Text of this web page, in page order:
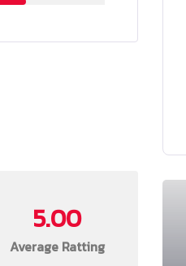
5.00
Average Ratting